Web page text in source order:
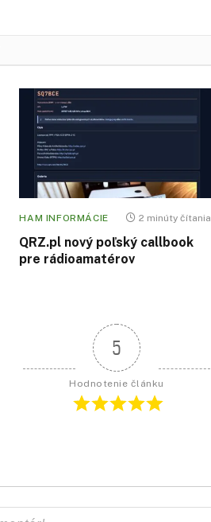
HAM INFORMÁCIE 2 minúty čítania
QRZ.pl nový poľský callbook
pre rádioamatérov
5
Hodnotenie článku